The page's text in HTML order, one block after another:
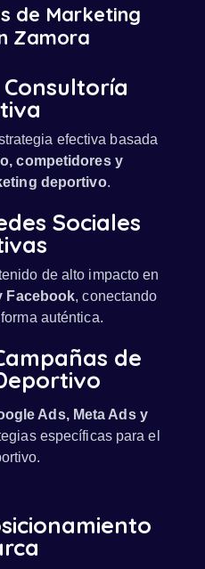
de Marketing
Zamora
efectiva basada
competidores y
deportivo.
Sociales
de alto impacto en
Facebook, conectando
auténtica.
de
Ads, Meta Ads y
específicas para el